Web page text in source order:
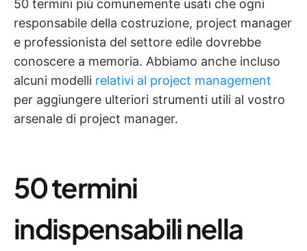
50 termini più comunemente usati che ogni
responsabile della costruzione, project manager
e professionista del settore edile dovrebbe
conoscere a memoria. Abbiamo anche incluso
alcuni modelli relativi al project management
per aggiungere ulteriori strumenti utili al vostro
arsenale di project manager.
50 termini
indispensabili nella